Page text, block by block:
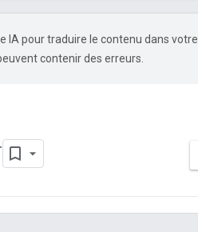
IA pour traduire le contenu dans votre
contenir des erreurs.